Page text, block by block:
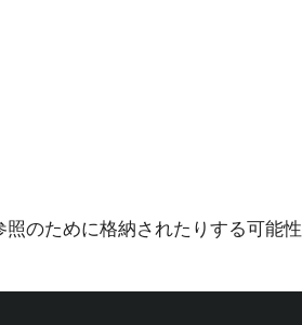
のために格納されたりする可能性